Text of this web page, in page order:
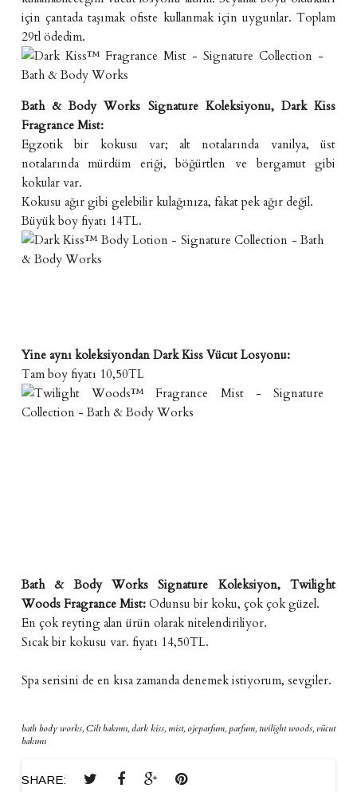
için çantada taşımak ofiste kullanmak için uygunlar. Toplam
29tl ödedim.
Bath & Body Works Signature Koleksiyonu, Dark Kiss
Fragrance Mist:
Egzotik bir kokusu var; alt notalarında vanilya, üst
notalarında mürdüm eriği, böğürtlen ve bergamut gibi
kokular var.
Kokusu ağır gibi gelebilir kulağınıza, fakat pek ağır değil.
Büyük boy fiyatı 14TL.
Yine aynı koleksiyondan Dark Kiss Vücut Losyonu:
Tam boy fiyatı 10,50TL
Bath & Body Works Signature Koleksiyon, Twilight
Woods Fragrance Mist: Odunsu bir koku, çok çok güzel.
En çok reyting alan ürün olarak nitelendiriliyor.
Sıcak bir kokusu var. fiyatı 14,50TL.
Spa serisini de en kısa zamanda denemek istiyorum, sevgiler.
bath body works,Cilt bakımı,dark kiss, mist, ojeparfum, parfum,twilight woods, vücut
bakımı
SHARE: